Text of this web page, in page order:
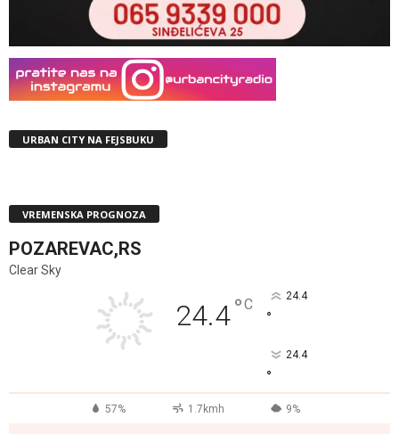
URBAN CITY NA FEJSBUKU
VREMENSKA PROGNOZA
POZAREVAC,RS
Clear Sky
24.4°C 24.4
°
24.4
°
57% 1.7kmh 9%